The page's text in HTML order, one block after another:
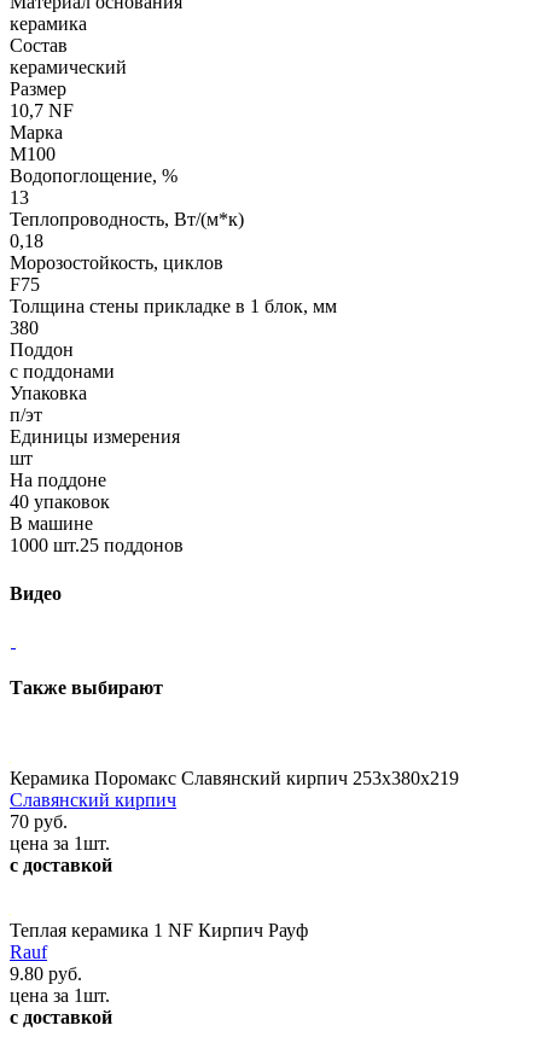
керамика
Состав
керамический
Размер
10,7 NF
Марка
М100
Водопоглощение, %
13
Теплопроводность, Вт/(м*к)
0,18
Морозостойкость, циклов
F75
Толщина стены прикладке в 1 блок, мм
380
Поддон
с поддонами
Упаковка
п/эт
Единицы измерения
шт
На поддоне
40 упаковок
В машине
1000 шт.25 поддонов
Видео
Также выбирают
Керамика Поромакс Славянский кирпич 253х380х219
Славянский кирпич
70 руб.
цена за 1шт.
с доставкой
Теплая керамика 1 NF Кирпич Рауф
Rauf
9.80 руб.
цена за 1шт.
с доставкой